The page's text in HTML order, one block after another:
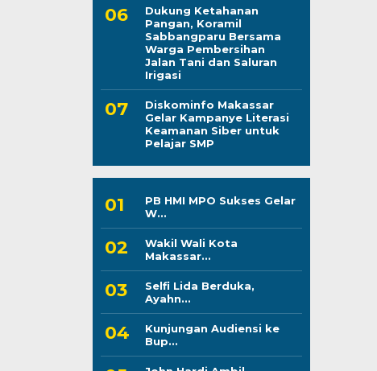
Dukung Ketahanan
Pangan, Koramil
Sabbangparu Bersama
Warga Pembersihan
Jalan Tani dan Saluran
Irigasi
Diskominfo Makassar
Gelar Kampanye Literasi
Keamanan Siber untuk
Pelajar SMP
PB HMI MPO Sukses Gelar
W...
Wakil Wali Kota
Makassar...
Selfi Lida Berduka,
Ayahn...
Kunjungan Audiensi ke
Bup...